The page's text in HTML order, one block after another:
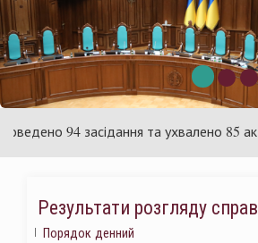
94 засідання та ухвалено 85 актів
Результати розгляду справ
Порядок денний